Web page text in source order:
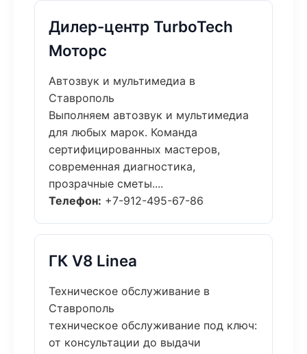
Дилер-центр TurboTech
Моторс
Автозвук и мультимедиа в
Ставрополь
Выполняем автозвук и мультимедиа
для любых марок. Команда
сертифицированных мастеров,
современная диагностика,
прозрачные сметы....
Телефон: +7-912-495-67-86
ГК V8 Linea
Техническое обслуживание в
Ставрополь
техническое обслуживание под ключ:
от консультации до выдачи